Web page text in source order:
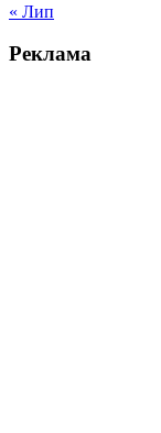
« Лип
Реклама